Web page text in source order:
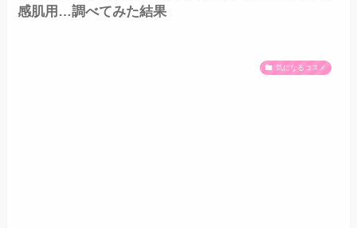
感肌用…調べてみた結果
気になるコスメ